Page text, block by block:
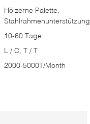
Hölzerne Palette,
Stahlrahmenunterstützung
10-60 Tage
L / C, T / T
2000-5000T/Month